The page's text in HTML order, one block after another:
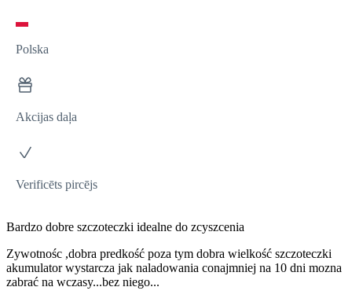
Polska
Akcijas daļa
Verificēts pircējs
Bardzo dobre szczoteczki idealne do zcyszcenia
Zywotnośc ,dobra predkość poza tym dobra wielkość szczoteczki
akumulator wystarcza jak naladowania conajmniej na 10 dni mozna
zabrać na wczasy...bez niego...